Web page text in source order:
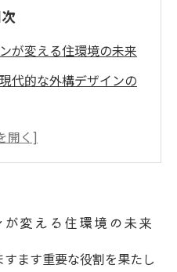
が変える住環境の未来
代的な外構デザインの
しい空間
変える住環境の未来
ます重要な役割を果たし